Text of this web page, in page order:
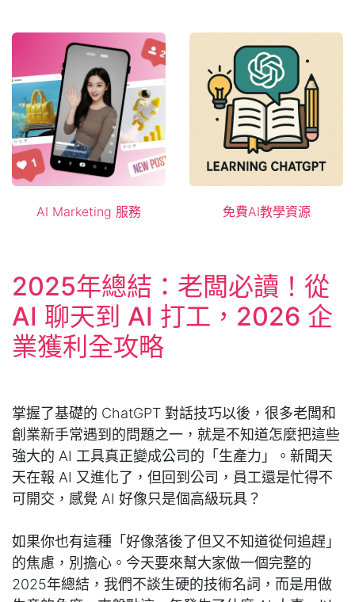
AI Marketing ​服務 免費AI教學資源
2025年總結：老闆必讀！從
AI 聊天到 AI 打工，2026 企
業獲利全攻略
掌握了基礎的 ChatGPT 對話技巧以後，很多老闆和
創業新手常遇到的問題之一，就是不知道怎麼把這些
強大的 AI 工具真正變成公司的「生產力」。新聞天
天在報 AI 又進化了，但回到公司，員工還是忙得不
可開交，感覺 AI 好像只是個高級玩具？
如果你也有這種「好像落後了但又不知道從何追趕」
的焦慮，別擔心。今天要來幫大家做一個完整的
2025年總結，我們不談生硬的技術名詞，而是用做